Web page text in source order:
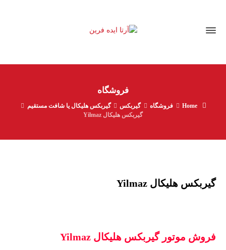
فروشگاه
Home فروشگاه گیربکس
گیربکس هلیکال یا شافت مستقیم
گیربکس هلیکال Yilmaz
گیربکس هلیکال Yilmaz
فروش موتور گیربکس هلیکال Yilmaz